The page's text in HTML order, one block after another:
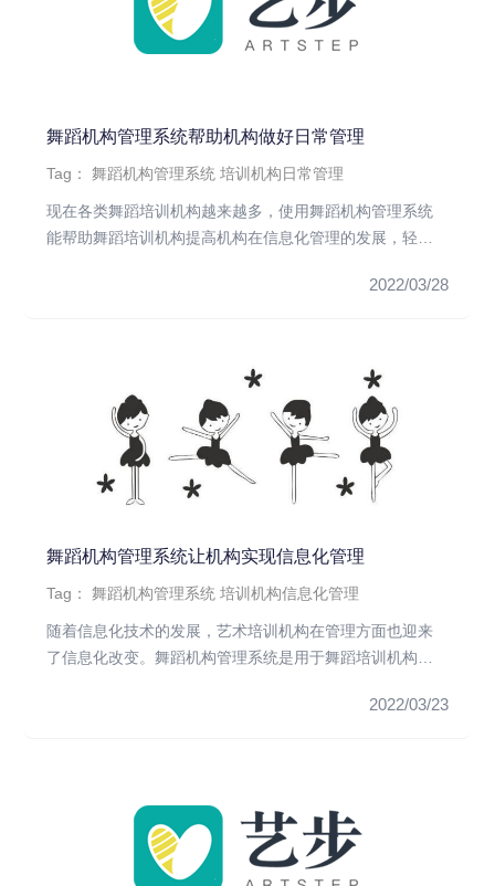
舞蹈机构管理系统帮助机构做好日常管理
Tag：舞蹈机构管理系统 培训机构日常管理
现在各类舞蹈培训机构越来越多，使用舞蹈机构管理系统
能帮助舞蹈培训机构提高机构在信息化管理的发展，轻松
2022/03/28
舞蹈机构管理系统让机构实现信息化管理
Tag：舞蹈机构管理系统 培训机构信息化管理
随着信息化技术的发展，艺术培训机构在管理方面也迎来
了信息化改变。舞蹈机构管理系统是用于舞蹈培训机构高
2022/03/23